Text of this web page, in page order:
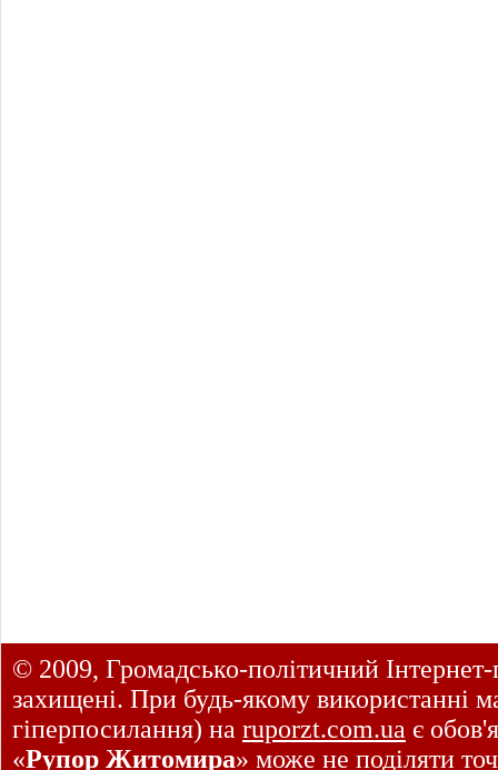
© 2009, Громадсько-політичний
захищені. При будь-якому використанні
гіперпосилання) на ruporzt.com.ua є
«Рупор Житомира» може не поділяти